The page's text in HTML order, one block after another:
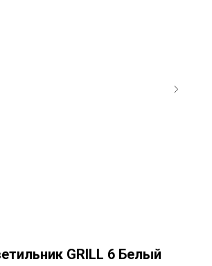
GRILL 6 Белый